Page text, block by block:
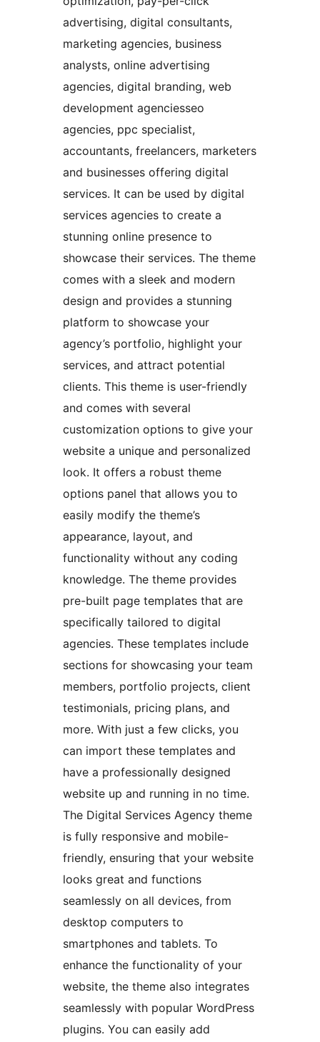
advertising, digital consultants,
marketing agencies, business
analysts, online advertising
agencies, digital branding, web
development agenciesseo
agencies, ppc specialist,
accountants, freelancers, marketers
and businesses offering digital
services. It can be used by digital
services agencies to create a
stunning online presence to
showcase their services. The theme
comes with a sleek and modern
design and provides a stunning
platform to showcase your
agency’s portfolio, highlight your
services, and attract potential
clients. This theme is user-friendly
and comes with several
customization options to give your
website a unique and personalized
look. It offers a robust theme
options panel that allows you to
easily modify the theme’s
appearance, layout, and
functionality without any coding
knowledge. The theme provides
pre-built page templates that are
specifically tailored to digital
agencies. These templates include
sections for showcasing your team
members, portfolio projects, client
testimonials, pricing plans, and
more. With just a few clicks, you
can import these templates and
have a professionally designed
website up and running in no time.
The Digital Services Agency theme
is fully responsive and mobile-
friendly, ensuring that your website
looks great and functions
seamlessly on all devices, from
desktop computers to
smartphones and tablets. To
enhance the functionality of your
website, the theme also integrates
seamlessly with popular WordPress
plugins. You can easily add